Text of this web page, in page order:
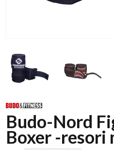
Budo-Nord
Boxer -resori